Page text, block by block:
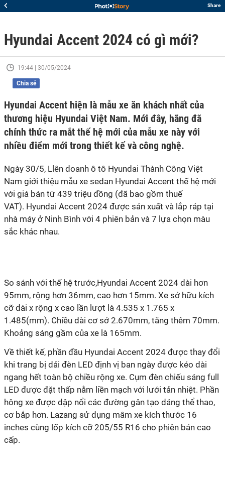
Share
Hyundai Accent 2024 có gì mới?
19:44 | 30/05/2024
Chia sẻ
Hyundai Accent hiện là mẫu xe ăn khách nhất của
thương hiệu Hyundai Việt Nam. Mới đây, hãng đã
chính thức ra mắt thế hệ mới của mẫu xe này với
nhiều điểm mới trong thiết kế và công nghệ.
Ngày 30/5, Llên doanh ô tô Hyundai Thành Công Việt
Nam giới thiệu mẫu xe sedan Hyundai Accent thế hệ mới
với giá bán từ 439 triệu đồng (đã bao gồm thuế
VAT). Hyundai Accent 2024 được sản xuất và lắp ráp tại
nhà máy ở Ninh Bình với 4 phiên bản và 7 lựa chọn màu
sắc khác nhau.
So sánh với thế hệ trước,Hyundai Accent 2024 dài hơn
95mm, rộng hơn 36mm, cao hơn 15mm. Xe sở hữu kích
cỡ dài x rộng x cao lần lượt là 4.535 x 1.765 x
1.485(mm). Chiều dài cơ sở 2.670mm, tăng thêm 70mm.
Khoảng sáng gầm của xe là 165mm.
Về thiết kế, phần đầu Hyundai Accent 2024 được thay đổi
khi trang bị dải đèn LED định vị ban ngày được kéo dài
ngang hết toàn bộ chiều rộng xe. Cụm đèn chiếu sáng full
LED được đặt thấp nằm liền mạch với lưới tản nhiệt. Phần
hông xe được dập nổi các đường gân tạo dáng thể thao,
cơ bắp hơn. Lazang sử dụng mâm xe kích thước 16
inches cùng lốp kích cỡ 205/55 R16 cho phiên bản cao
cấp.